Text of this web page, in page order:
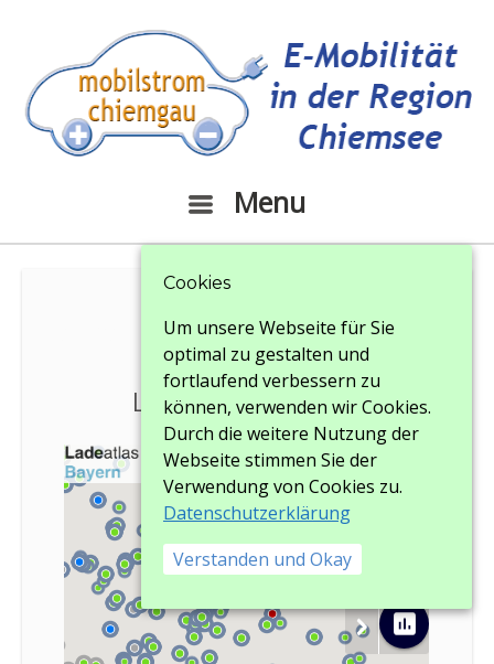
Menu
Ladeatlas Bayern
Ladeatlas Bayern
Cookies
Um unsere Webseite für Sie
optimal zu gestalten und
fortlaufend verbessern zu
können, verwenden wir Cookies.
Durch die weitere Nutzung der
Webseite stimmen Sie der
Verwendung von Cookies zu.
Datenschutzerklärung
Verstanden und Okay